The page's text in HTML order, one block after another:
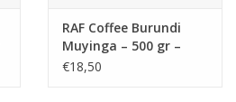
RAF Coffee Burundi
Muyinga – 500 gr –
bonen (bio)
€18,50